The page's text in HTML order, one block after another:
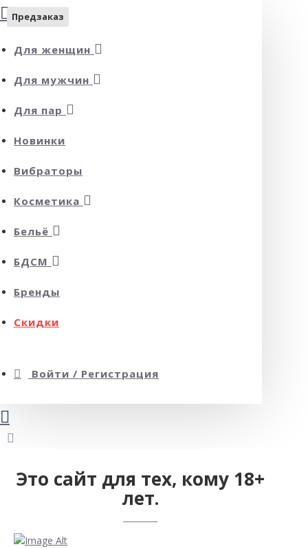
Для женщин
Для мужчин
Для пар
Новинки
Вибраторы
Косметика
Бельё
БДСМ
Бренды
Скидки
Войти / Регистрация
Это сайт для тех, кому 18+
лет.
Предзаказ